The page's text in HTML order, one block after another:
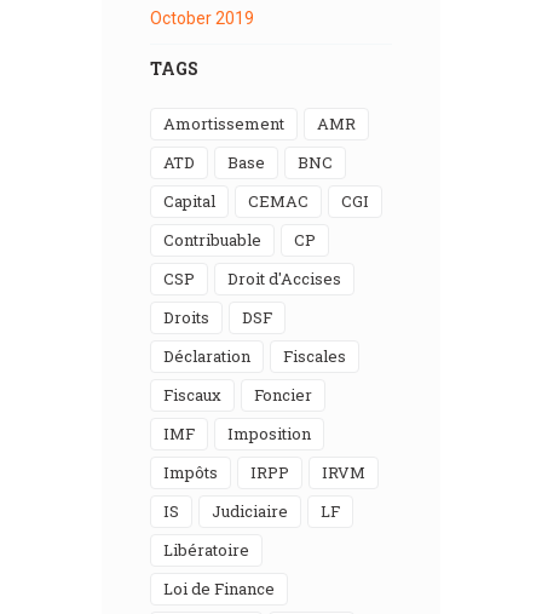
October2019
TAGS
Amortissement
AMR
ATD
Base
BNC
Capital
CEMAC
CGI
Contribuable
CP
CSP
Droit d'Accises
Droits
DSF
Déclaration
Fiscales
Fiscaux
Foncier
IMF
Imposition
Impôts
IRPP
IRVM
IS
Judiciaire
LF
Libératoire
Loi de Finance